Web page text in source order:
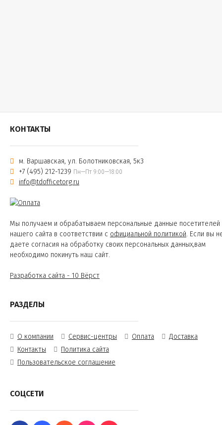
КОНТАКТЫ
м. Варшавская, ул. Болотниковская, 5к3
+7 (495) 212-1239 Пн—Пт 9:00—18:00
info@tdofficetorg.ru
Мы получаем и обрабатываем персональные данные посетителей
нашего сайта в соответствии с официальной политикой. Если вы
даете согласия на обработку своих персональных данных,вам
необходимо покинуть наш сайт.
Разработка сайта - 10 Вёрст
РАЗДЕЛЫ
О компании Сервис-центры Оплата
Доставка
Контакты
Политика сайта
Пользовательское соглашение
СОЦСЕТИ